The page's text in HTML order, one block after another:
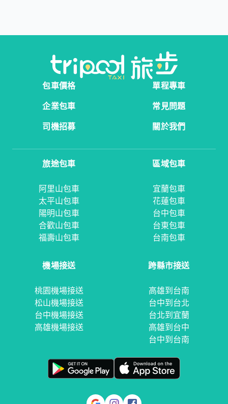
包車價格
單程專車
企業包車
常見問題
司機招募
關於我們
旅途包車
阿里山包車
太平山包車
陽明山包車
合歡山包車
福壽山包車
區域包車
宜蘭包車
花蓮包車
台中包車
台東包車
台南包車
機場接送
桃園機場接送
松山機場接送
台中機場接送
高雄機場接送
跨縣市接送
高雄到台南
台中到台北
台北到宜蘭
高雄到台中
台中到台南